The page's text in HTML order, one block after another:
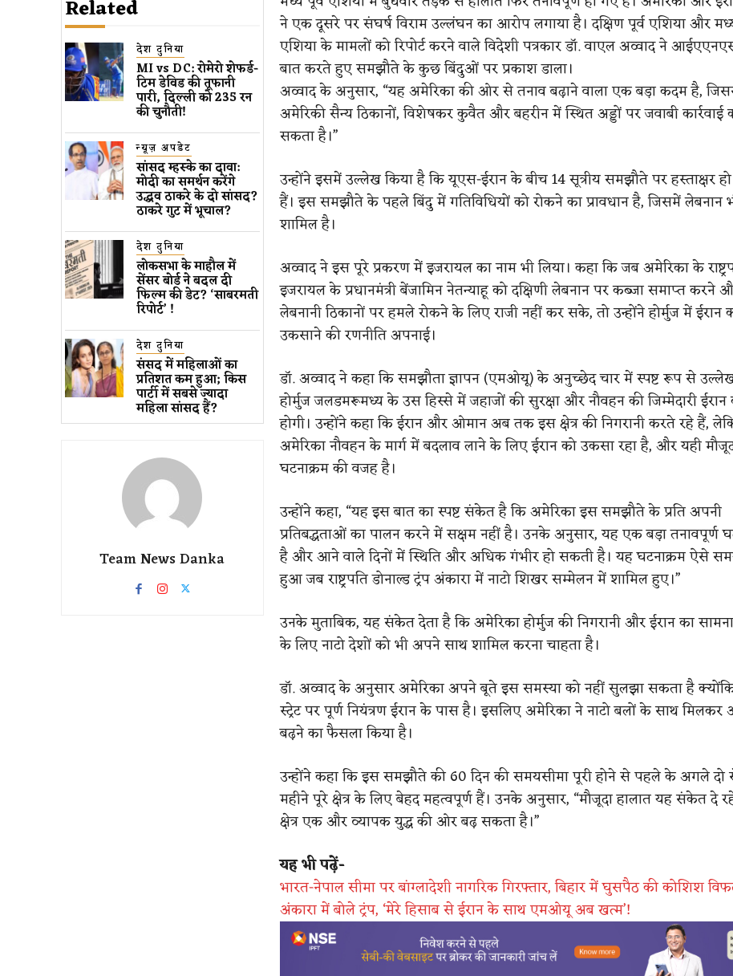
Related
देश दुनिया
MI vs DC: रोमेरो शेफर्ड-
टिम डेविड की तूफानी
पारी, दिल्ली को 235 रन
की चुनौती!
न्यूज़ अपडेट
सांसद म्हस्के का दावा:
मोदी का समर्थन करेंगे
उद्धव ठाकरे के दो सांसद?
ठाकरे गुट में भूचाल?
देश दुनिया
लोकसभा के माहौल में
सेंसर बोर्ड ने बदल दी
फिल्म की डेट? ‘साबरमती
रिपोर्ट’ !
देश दुनिया
संसद में महिलाओं का
प्रतिशत कम ​हुआ​; किस
पार्टी में सबसे ज्यादा
महिला सांसद हैं?
Team News Danka
ने एक दूसरे पर संघर्ष विराम उल्लंघन का आरोप लगाया है। दक्षिण पूर्व एशिया और
एशिया के मामलों को रिपोर्ट करने वाले विदेशी पत्रकार डॉ. वाएल अव्वाद ने
बात करते हुए समझौते के कुछ बिंदुओं पर प्रकाश डाला।
अव्वाद के अनुसार, “यह अमेरिका की ओर से तनाव बढ़ाने वाला एक बड़ा कदम है,
अमेरिकी सैन्य ठिकानों, विशेषकर कुवैत और बहरीन में स्थित अड्डों पर जवाबी कार्रवाई
सकता है।”
उन्होंने इसमें उल्लेख किया है कि यूएस-ईरान के बीच 14 सूत्रीय समझौते पर हस्ताक्षर
हैं। इस समझौते के पहले बिंदु में गतिविधियों को रोकने का प्रावधान है, जिसमें लेबनान
शामिल है।
अव्वाद ने इस पूरे प्रकरण में इजरायल का नाम भी लिया। कहा कि जब अमेरिका के
इजरायल के प्रधानमंत्री बेंजामिन नेतन्याहू को दक्षिणी लेबनान पर कब्जा समाप्त करने
लेबनानी ठिकानों पर हमले रोकने के लिए राजी नहीं कर सके, तो उन्होंने होर्मुज में ईरान
उकसाने की रणनीति अपनाई।
डॉ. अव्वाद ने कहा कि समझौता ज्ञापन (एमओयू) के अनुच्छेद चार में स्पष्ट रूप से
होर्मुज जलडमरूमध्य के उस हिस्से में जहाजों की सुरक्षा और नौवहन की जिम्मेदारी ईरान
होगी। उन्होंने कहा कि ईरान और ओमान अब तक इस क्षेत्र की निगरानी करते रहे हैं,
अमेरिका नौवहन के मार्ग में बदलाव लाने के लिए ईरान को उकसा रहा है, और यही
घटनाक्रम की वजह है।
उन्होंने कहा, “यह इस बात का स्पष्ट संकेत है कि अमेरिका इस समझौते के प्रति अपनी
प्रतिबद्धताओं का पालन करने में सक्षम नहीं है। उनके अनुसार, यह एक बड़ा तनावपूर्ण
है और आने वाले दिनों में स्थिति और अधिक गंभीर हो सकती है। यह घटनाक्रम ऐसे
हुआ जब राष्ट्रपति डोनाल्ड ट्रंप अंकारा में नाटो शिखर सम्मेलन में शामिल हुए।”
उनके मुताबिक, यह संकेत देता है कि अमेरिका होर्मुज की निगरानी और ईरान का
के लिए नाटो देशों को भी अपने साथ शामिल करना चाहता है।
डॉ. अव्वाद के अनुसार अमेरिका अपने बूते इस समस्या को नहीं सुलझा सकता है क्योंकि
स्ट्रेट पर पूर्ण नियंत्रण ईरान के पास है। इसलिए अमेरिका ने नाटो बलों के साथ
बढ़ने का फैसला किया है।
उन्होंने कहा कि इस समझौते की 60 दिन की समयसीमा पूरी होने से पहले के अगले दो
महीने पूरे क्षेत्र के लिए बेहद महत्वपूर्ण हैं। उनके अनुसार, “मौजूदा हालात यह संकेत दे
क्षेत्र एक और व्यापक युद्ध की ओर बढ़ सकता है।”
यह भी पढ़ें-
भारत-नेपाल सीमा पर बांग्लादेशी नागरिक गिरफ्तार, बिहार में घुसपैठ की कोशिश
अंकारा में बोले ट्रंप, ‘मेरे हिसाब से ईरान के साथ एमओयू अब खत्म’!